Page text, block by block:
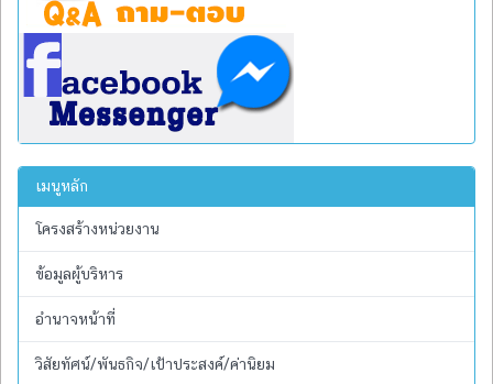
เมนูหลัก
โครงสร้างหน่วยงาน
ข้อมูลผู้บริหาร
อำนาจหน้าที่
วิสัยทัศน์/พันธกิจ/เป้าประสงค์/ค่านิยม